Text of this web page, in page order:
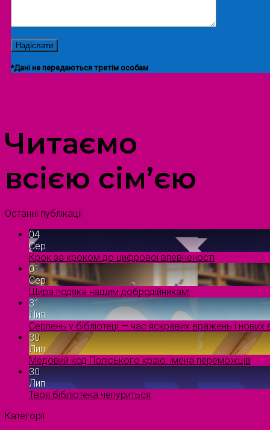
*Дані не передаються третім особам
Читаємо
всією сім’єю
Останні публікації
04
Сер
Крок за кроком до цифрової впевненості
01
Сер
Щира подяка нашим добродійникам!
31
Лип
Серпень у бібліотеці — час яскравих вражень і нових
30
Лип
Медовий код Поліського краю: імена переможців
30
Лип
Твоя бібліотека чепуриться
Категорії